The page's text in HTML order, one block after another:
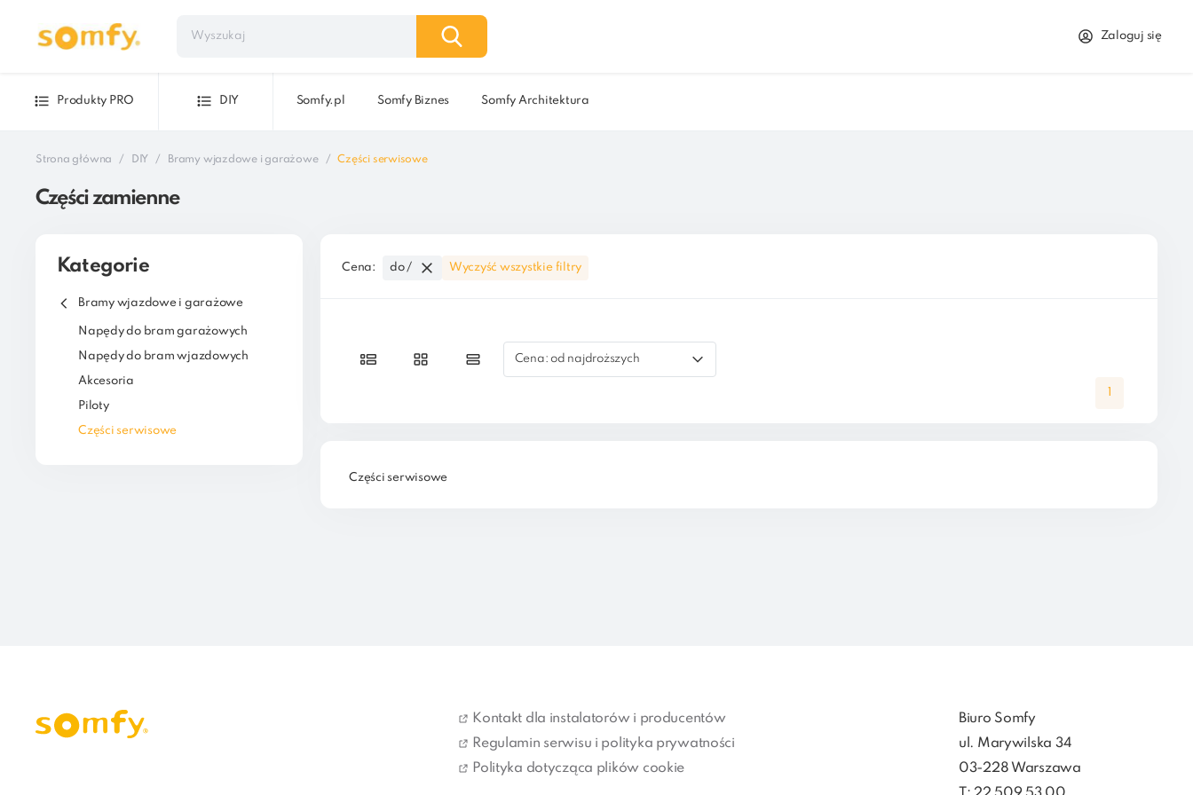
Zaloguj się
Produkty PRO DIY Somfy.pl Somfy Biznes Somfy Architektura
Strona główna DIY Bramy wjazdowe i garażowe Części serwisowe
Części zamienne
Kategorie
Bramy wjazdowe i garażowe
Napędy do bram garażowych
Napędy do bram wjazdowych
Akcesoria
Piloty
Części serwisowe
Cena: do / Wyczyść wszystkie filtry
Cena: od najdroższych
1
Części serwisowe
Kontakt dla instalatorów i producentów
Regulamin serwisu i polityka prywatności
Polityka dotycząca plików cookie
Biuro Somfy
ul. Marywilska 34
03-228 Warszawa